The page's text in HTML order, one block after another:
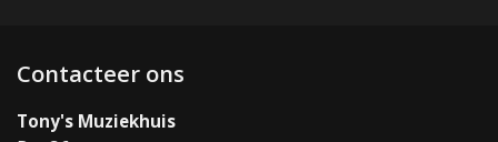
Contacteer ons
Tony's Muziekhuis